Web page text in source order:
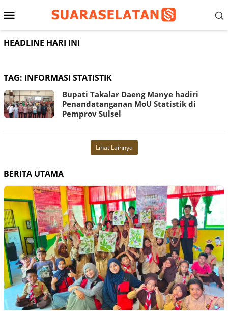
ke
Menu
Mobile
HEADLINE HARI INI
TAG: INFORMASI STATISTIK
Bupati Takalar Daeng Manye hadiri
Penandatanganan MoU Statistik di
Pemprov Sulsel
Lihat Lainnya
BERITA UTAMA